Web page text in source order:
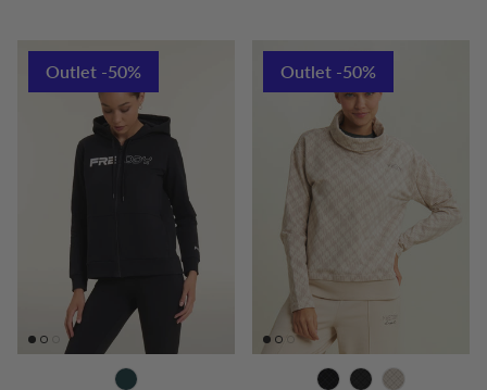
Outlet -50% Outlet -50%